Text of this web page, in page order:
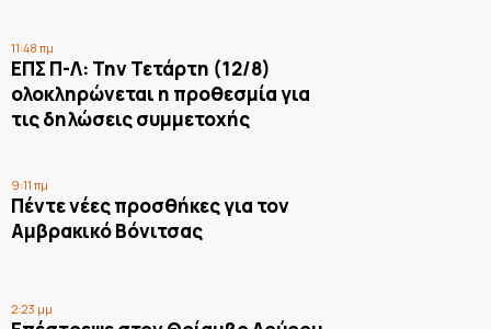
11:48 πμ
ΕΠΣ Π-Λ: Την Τετάρτη (12/8)
ολοκληρώνεται η προθεσμία για
τις δηλώσεις συμμετοχής
9:11 πμ
Πέντε νέες προσθήκες για τον
Αμβρακικό Βόνιτσας
2:23 μμ